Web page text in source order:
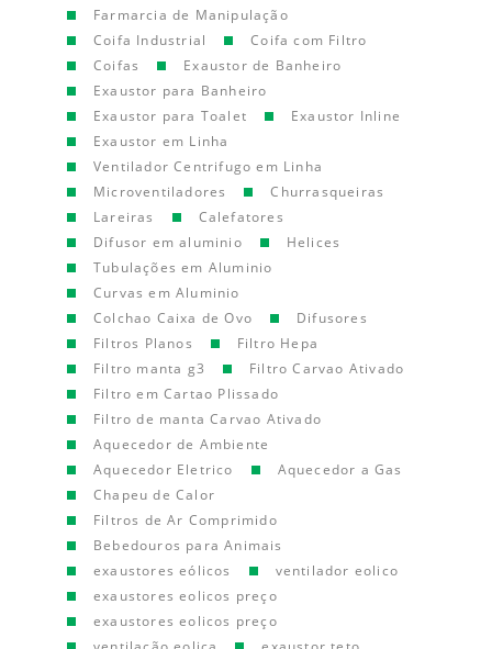
Farmarcia de Manipulação
Coifa Industrial
Coifa com Filtro
Coifas
Exaustor de Banheiro
Exaustor para Banheiro
Exaustor para Toalet
Exaustor Inline
Exaustor em Linha
Ventilador Centrifugo em Linha
Microventiladores
Churrasqueiras
Lareiras
Calefatores
Difusor em aluminio
Helices
Tubulações em Aluminio
Curvas em Aluminio
Colchao Caixa de Ovo
Difusores
Filtros Planos
Filtro Hepa
Filtro manta g3
Filtro Carvao Ativado
Filtro em Cartao Plissado
Filtro de manta Carvao Ativado
Aquecedor de Ambiente
Aquecedor Eletrico
Aquecedor a Gas
Chapeu de Calor
Filtros de Ar Comprimido
Bebedouros para Animais
exaustores eólicos
ventilador eolico
exaustores eolicos preço
exaustores eolicos preço